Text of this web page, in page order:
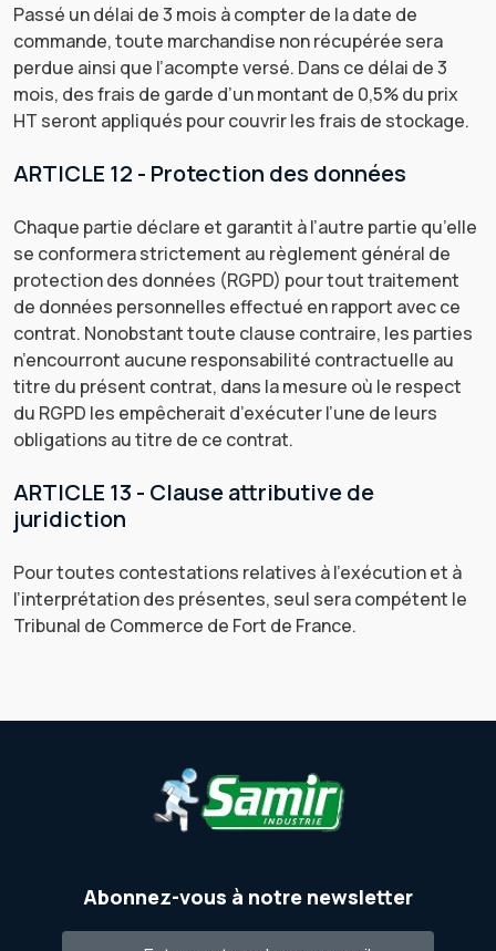
Passé un délai de 3 mois à compter de la date de
commande, toute marchandise non récupérée sera
perdue ainsi que l’acompte versé. Dans ce délai de 3
mois, des frais de garde d’un montant de 0,5% du prix
HT seront appliqués pour couvrir les frais de stockage.
ARTICLE 12 - Protection des données
Chaque partie déclare et garantit à l’autre partie qu’elle
se conformera strictement au règlement général de
protection des données (RGPD) pour tout traitement
de données personnelles effectué en rapport avec ce
contrat. Nonobstant toute clause contraire, les parties
n’encourront aucune responsabilité contractuelle au
titre du présent contrat, dans la mesure où le respect
du RGPD les empêcherait d’exécuter l’une de leurs
obligations au titre de ce contrat.
ARTICLE 13 - Clause attributive de
juridiction
Pour toutes contestations relatives à l’exécution et à
l’interprétation des présentes, seul sera compétent le
Tribunal de Commerce de Fort de France.
Abonnez-vous à notre newsletter